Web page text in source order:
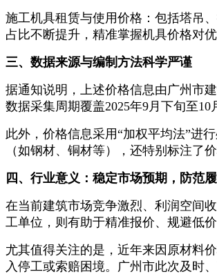
施工机具租赁与使用价格：包括塔吊
占比不断提升，精准掌握机具价格对
三、数据来源与编制方法科学严谨
据通知说明，上述价格信息由广州市
数据采集周期覆盖2025年9月下旬至
此外，价格信息采用“加权平均法”进
（如钢材、铜材等），还特别标注了
四、行业意义：稳定市场预期，防范
在当前建筑市场竞争激烈、利润空间
工单位，则有助于精准报价、规避低
尤其值得关注的是，近年来因原材料
入停工或索赔困境。广州市此次及时